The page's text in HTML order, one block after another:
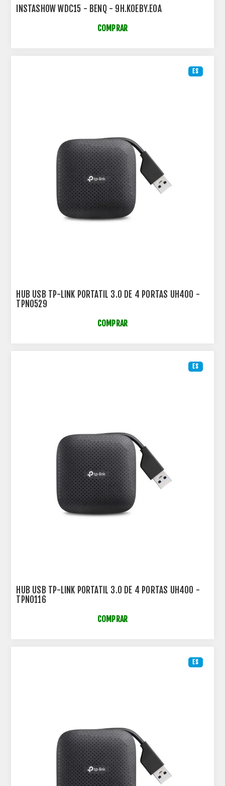
INSTASHOW WDC15 - BENQ - 9H.K0EBY.E0A
COMPRAR
ES
HUB USB TP-LINK PORTATIL 3.0 DE 4 PORTAS UH400 -
TPN0529
COMPRAR
ES
HUB USB TP-LINK PORTATIL 3.0 DE 4 PORTAS UH400 -
TPN0116
COMPRAR
ES